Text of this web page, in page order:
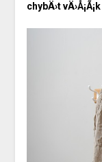
chybÄ›t vÄ›Å¡Ã¡k